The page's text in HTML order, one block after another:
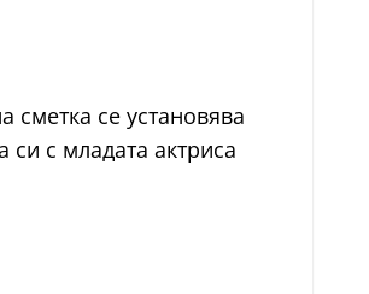
сметка се установява
с младата актриса